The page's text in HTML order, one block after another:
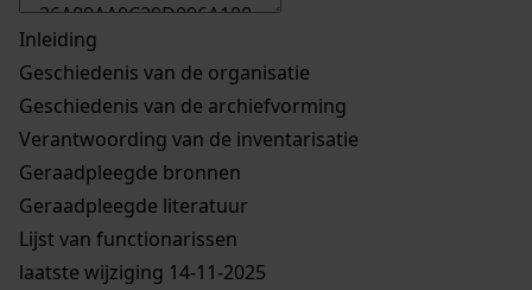
Inleiding
Geschiedenis van de organisatie
Geschiedenis van de archiefvorming
Verantwoording van de inventarisatie
Geraadpleegde bronnen
Geraadpleegde literatuur
Lijst van functionarissen
laatste wijziging 14-11-2025